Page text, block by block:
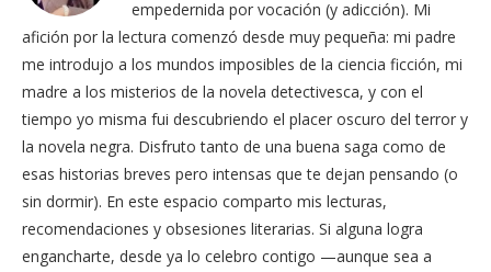
empedernida por vocación (y adicción). Mi
afición por la lectura comenzó desde muy pequeña: mi padre
me introdujo a los mundos imposibles de la ciencia ficción, mi
madre a los misterios de la novela detectivesca, y con el
tiempo yo misma fui descubriendo el placer oscuro del terror y
la novela negra. Disfruto tanto de una buena saga como de
esas historias breves pero intensas que te dejan pensando (o
sin dormir). En este espacio comparto mis lecturas,
recomendaciones y obsesiones literarias. Si alguna logra
engancharte, desde ya lo celebro contigo —aunque sea a